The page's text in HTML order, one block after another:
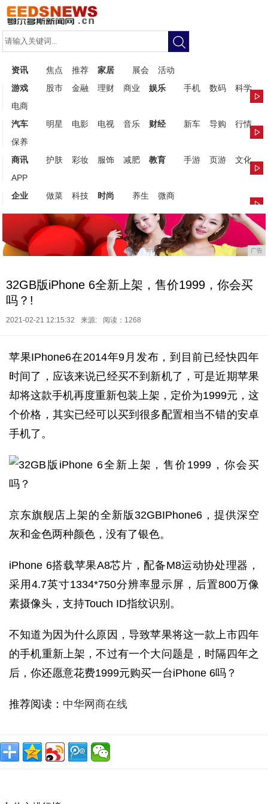
资讯 焦点 推荐 家居 展会
活动
游戏
股市 金融 理财 商业 娱乐 手机 数码
科学
电商
汽车
明星 电影 电视 音乐 财经 新车 导购
行情
保养
商讯
护肤 彩妆 服饰 减肥 教育 手游 页游
文化
APP
企业
做菜 科技 时尚 养生 微商
广告
32GB版iPhone 6全新上架，售价1999，你会买
吗？!
2021-02-21 12:15:32 来源: 阅读：1268
苹果IPhone6在2014年9月发布，到目前已经快四年
时间了，应该来说已经买不到新机了，可是近期苹果
却将这款手机再度重新包装上架，定价为1999元，这
个价格，其实已经可以买到很多配置相当不错的安卓
手机了。
京东旗舰店上架的全新版32GBIPhone6，提供深空
灰和金色两种颜色，没有了银色。
iPhone 6搭载苹果A8芯片，配备M8运动协处理器，
采用4.7英寸1334*750分辨率显示屏，后置800万像
素摄像头，支持Touch ID指纹识别。
不知道为因为什么原因，导致苹果将这一款上市四年
的手机重新上架，不过有一个大问题是，时隔四年之
后，你还愿意花费1999元购买一台iPhone 6吗？
推荐阅读： 中华网商在线